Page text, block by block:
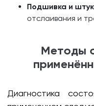
Подшивка и
отслаивания и
Методы
Диагностика